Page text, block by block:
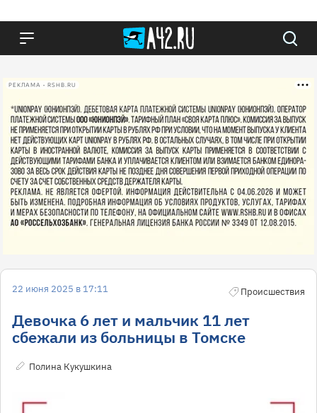
РЕКЛАМА • RSHB.RU
22 июня 2025 в 17:11 Происшествия
Девочка 6 лет и мальчик 11 лет
сбежали из больницы в Томске
Полина Кукушкина